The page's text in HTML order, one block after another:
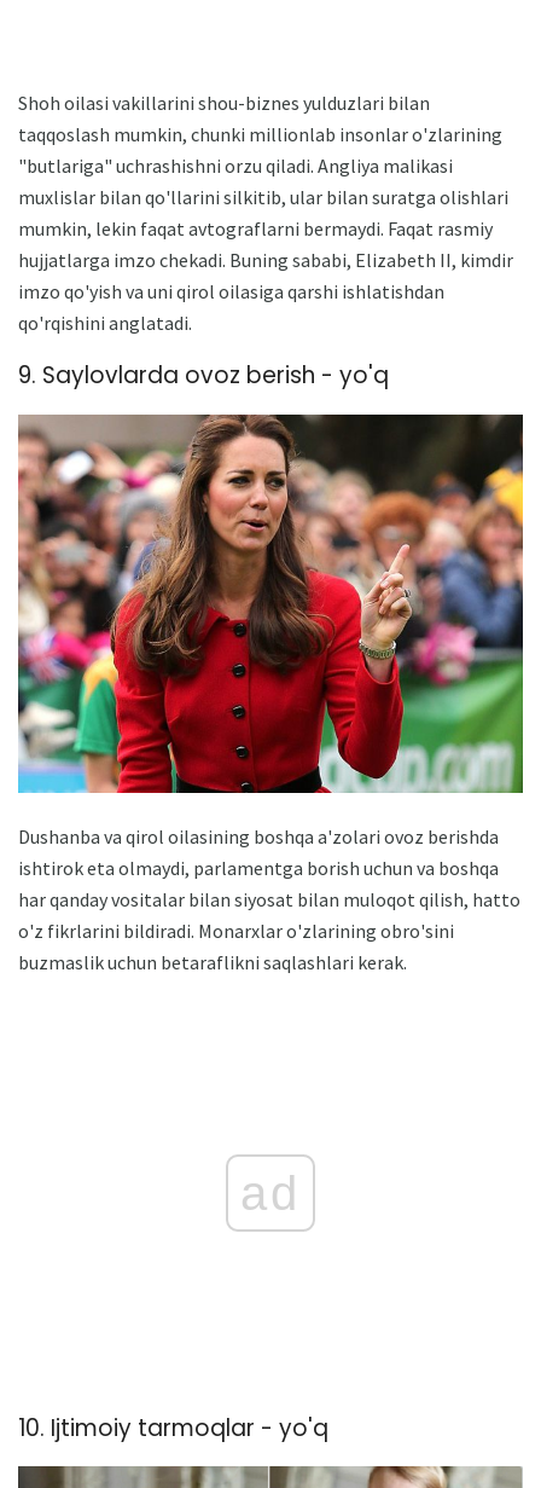
Shoh oilasi vakillarini shou-biznes yulduzlari bilan
taqqoslash mumkin, chunki millionlab insonlar o'zlarining
"butlariga" uchrashishni orzu qiladi. Angliya malikasi
muxlislar bilan qo'llarini silkitib, ular bilan suratga olishlari
mumkin, lekin faqat avtograflarni bermaydi. Faqat rasmiy
hujjatlarga imzo chekadi. Buning sababi, Elizabeth II, kimdir
imzo qo'yish va uni qirol oilasiga qarshi ishlatishdan
qo'rqishini anglatadi.
9. Saylovlarda ovoz berish - yo'q
Dushanba va qirol oilasining boshqa a'zolari ovoz berishda
ishtirok eta olmaydi, parlamentga borish uchun va boshqa
har qanday vositalar bilan siyosat bilan muloqot qilish, hatto
o'z fikrlarini bildiradi. Monarxlar o'zlarining obro'sini
buzmaslik uchun betaraflikni saqlashlari kerak.
ad
10. Ijtimoiy tarmoqlar - yo'q